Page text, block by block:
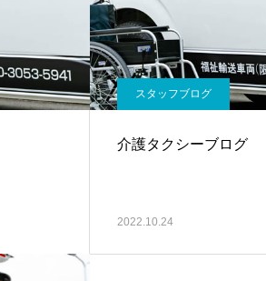
スタッフブログ
介護タクシーブログ
2022.10.24